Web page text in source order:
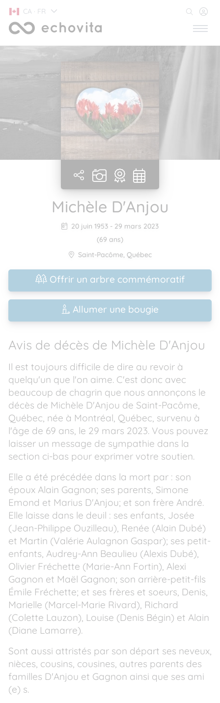
CA · FR
Michèle D'Anjou
20 juin 1953 - 29 mars 2023
(69 ans)
Saint-Pacôme, Québec
Offrir un arbre commémoratif
Allumer une bougie
Avis de décès de Michèle D'Anjou
Il est toujours difficile de dire au revoir à
quelqu'un que l'on aime. C'est donc avec
beaucoup de chagrin que nous annonçons le
décès de Michèle D'Anjou de Saint-Pacôme,
Québec, née à Montréal, Québec, survenu à
l'âge de 69 ans, le 29 mars 2023. Vous pouvez
laisser un message de sympathie dans la
section ci-bas pour exprimer votre soutien.
Elle a été précédée dans la mort par : son
époux Alain Gagnon; ses parents, Simone
Emond et Marius D'Anjou; et son frère André.
Elle laisse dans le deuil : ses enfants, Josée
(Jean-Philippe Ouzilleau), Renée (Alain Dubé)
et Martin (Valérie Aulagnon Gaspar); ses petit-
enfants, Audrey-Ann Beaulieu (Alexis Dubé),
Olivier Fréchette (Marie-Ann Fortin), Alexi
Gagnon et Maël Gagnon; son arrière-petit-fils
Émile Fréchette; et ses frères et soeurs, Denis,
Marielle (Marcel-Marie Rivard), Richard
(Colette Lauzon), Louise (Denis Bégin) et Alain
(Diane Lamarre).
Sont aussi attristés par son départ ses neveux,
nièces, cousins, cousines, autres parents des
familles D'Anjou et Gagnon ainsi que ses ami
(e) s.